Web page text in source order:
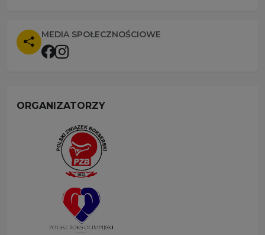
MEDIA SPOŁECZNOŚCIOWE
ORGANIZATORZY